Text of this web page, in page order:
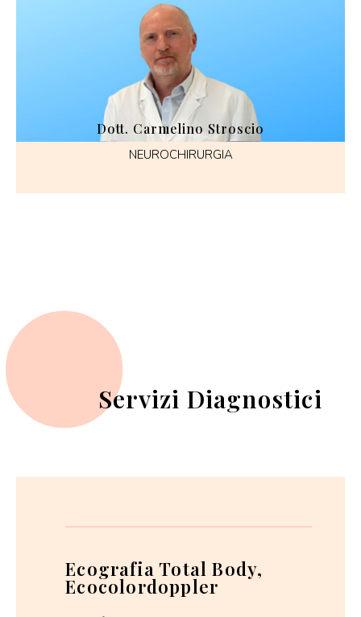
Dott. Carmelino Stroscio
NEUROCHIRURGIA
Servizi Diagnostici
Ecografia Total Body,
Ecocolordoppler